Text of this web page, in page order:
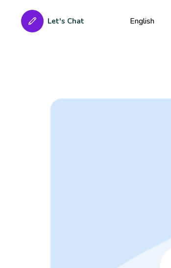
English
Let's Chat
PUBLISHED
IN:
Author
Published
on: